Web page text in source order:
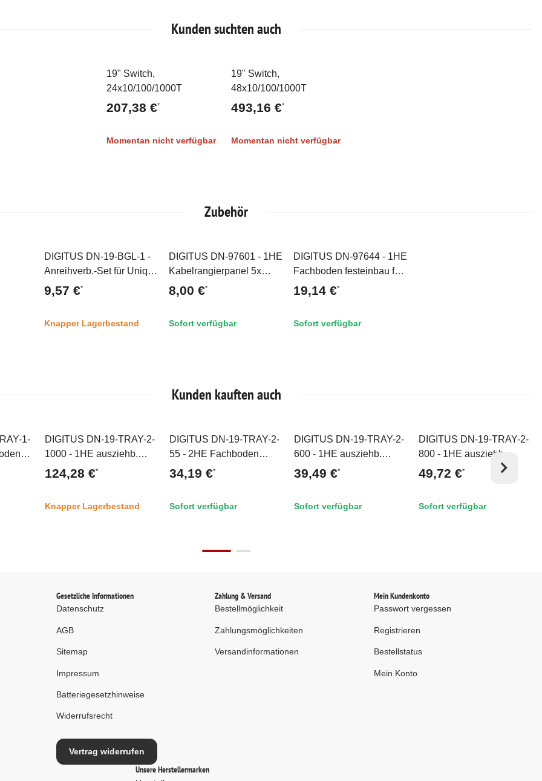
Kunden suchten auch
Ausverkauft
19" Switch,
24x10/100/1000T
207,38 €*
Momentan nicht verfügbar
Ausverkauft
19" Switch,
48x10/100/1000T
493,16 €*
Momentan nicht verfügbar
Zubehör
Top
DIGITUS DN-19-BGL-1 -
Anreihverb.-Set für Unique
& Dynamic Basic 4 Stk.
galavanisiert, inkl.
9,57 €*
Knapper Lagerbestand
Top
DIGITUS DN-97601 - 1HE
Kabelrangierpanel 5x
Kabelringe 40x60 mm,
Farbe grau (RAL 7035)
8,00 €*
Sofort verfügbar
Top
DIGITUS DN-97644 - 1HE
Fachboden festeinbau für
600 mm tiefe Schränke
44x482x350 mm, einstl.
grau
19,14 €*
Sofort verfügbar
Kunden kauften auch
1-
Top
DIGITUS DN-19-TRAY-2-
1000 - 1HE ausziehb.
Fachboden für 1000 mm
tiefe Schränke
kg, grau (RAL 7035)
124,28 €*
Knapper Lagerbestand
Top
DIGITUS DN-19-TRAY-2-
55 - 2HE Fachboden
festeinbau f. Schr. ab 800
mm Tiefe 88x482x549
7035)
34,19 €*
Sofort verfügbar
Top
DIGITUS DN-19-TRAY-2-
600 - 1HE ausziehb.
Fachboden für 600 mm
Tiefe Schränke
kg, grau (RAL 7035)
39,49 €*
Sofort verfügbar
Top
DIGITUS DN-19-TRAY-2-
800 - 1HE ausziehb.
Fachboden für 800 mm
tiefe Schränke
kg, grau (RAL 7035)
49,72 €*
Sofort verfügbar
Gesetzliche Informationen
Datenschutz
AGB
Sitemap
Impressum
Batteriegesetzhinweise
Widerrufsrecht
Vertrag widerrufen
Zahlung & Versand
Bestellmöglichkeit
Zahlungsmöglichkeiten
Versandinformationen
Mein Kundenkonto
Passwort vergessen
Registrieren
Bestellstatus
Mein Konto
Unsere Herstellermarken